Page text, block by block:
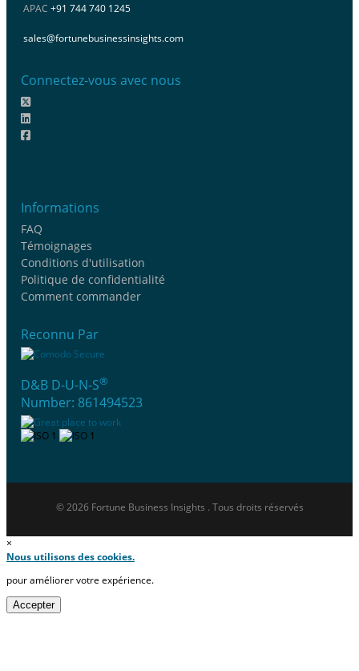
APAC +91 744 740 1245
sales@fortunebusinessinsights.com
Connectez-vous avec nous
Informations
FAQ
Témoignages
Conditions d'utilisation
Politique de confidentialité
Comment commander
Reconnu Par
D&B D-U-N-S®
Number: 861494523
© 2026 Fortune Business Insights . Tous droits réservés
×
Nous utilisons des cookies.
pour améliorer votre expérience.
Accepter